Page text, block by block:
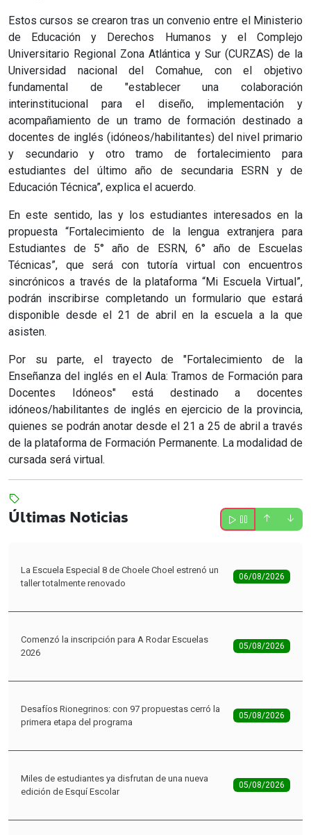
Estos cursos se crearon tras un convenio entre el Ministerio
de Educación y Derechos Humanos y el Complejo
Universitario Regional Zona Atlántica y Sur (CURZAS) de la
Universidad nacional del Comahue, con el objetivo
fundamental de "establecer una colaboración
interinstitucional para el diseño, implementación y
acompañamiento de un tramo de formación destinado a
docentes de inglés (idóneos/habilitantes) del nivel primario
y secundario y otro tramo de fortalecimiento para
estudiantes del último año de secundaria ESRN y de
Educación Técnica”, explica el acuerdo.
En este sentido, las y los estudiantes interesados en la
propuesta “Fortalecimiento de la lengua extranjera para
Estudiantes de 5° año de ESRN, 6° año de Escuelas
Técnicas”, que será con tutoría virtual con encuentros
sincrónicos a través de la plataforma “Mi Escuela Virtual”,
podrán inscribirse completando un formulario que estará
disponible desde el 21 de abril en la escuela a la que
asisten.
Por su parte, el trayecto de "Fortalecimiento de la
Enseñanza del inglés en el Aula: Tramos de Formación para
Docentes Idóneos" está destinado a docentes
idóneos/habilitantes de inglés en ejercicio de la provincia,
quienes se podrán anotar desde el 21 a 25 de abril a través
de la plataforma de Formación Permanente. La modalidad de
cursada será virtual.
Últimas Noticias
05/08/2026
05/08/2026
05/08/2026
04/08/2026